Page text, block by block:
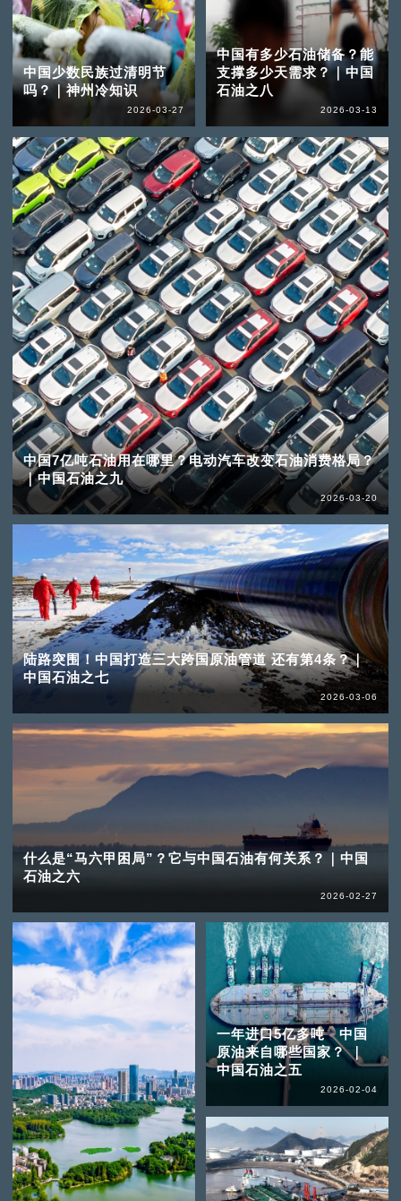
中国少数民族过清明节
吗？｜神州冷知识
2026-03-27
中国7亿吨石油用在哪里？电动汽车改变石油消费格局？
｜中国石油之九
2026-03-20
中国有多少石油储备？能
支撑多少天需求？｜中国
石油之八
2026-03-13
陆路突围！中国打造三大跨国原油管道 还有第4条？｜
中国石油之七
2026-03-06
什么是“马六甲困局”？它与中国石油有何关系？｜中国
石油之六
2026-02-27
一年进口5亿多吨 中国
原油来自哪些国家？ ｜
中国石油之五
2026-02-04